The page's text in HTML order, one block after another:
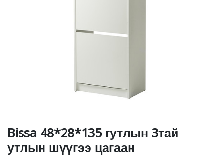
Bissa 48*28*135 гутлын 3тай
утлын шүүгээ цагаан